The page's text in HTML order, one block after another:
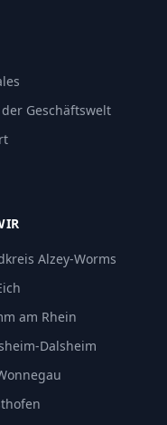
Geschäftswelt
Alzey-Worms
am Rhein
Dalsheim